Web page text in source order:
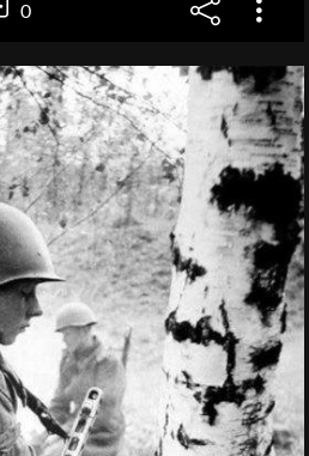
0